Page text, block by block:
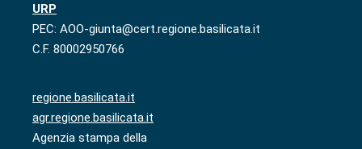
URP
PEC: AOO-giunta@cert.regione.basilicata.it
C.F. 80002950766
regione.basilicata.it
agr.regione.basilicata.it
Agenzia stampa della